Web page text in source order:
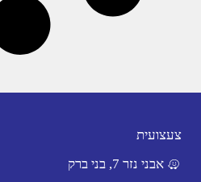
צעצועית
אבני נזר 7, בני ברק